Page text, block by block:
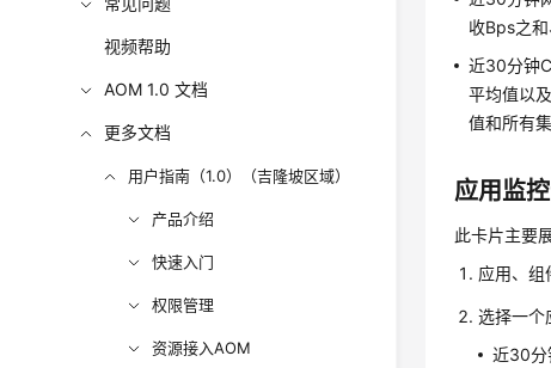
视频帮助
AOM 1.0 文档
更多文档
用户指南（1.0）（吉隆坡区域）
产品介绍
快速入门
权限管理
资源接入AOM
收Bps之
近30分钟
平均值以
值和所有
应用监
此卡片主要
应用、组
选择一个
近30分